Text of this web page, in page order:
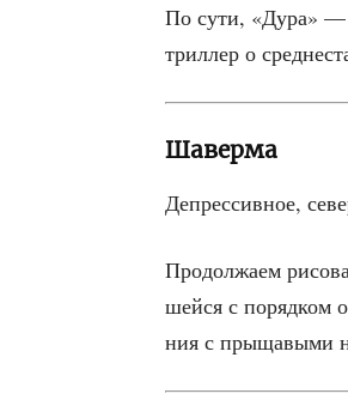
По сути, «Дура» —
трил­лер о
Шаверма
Депрес­сив­ное,
Про­дол­жа­ем
шей­ся с поряд­ком
ния с пры­ща­вы­ми